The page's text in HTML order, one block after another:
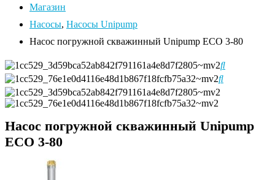
Магазин
Насосы, Насосы Unipump
Насос погружной скважинный Unipump ECO 3-80
Насос погружной скважинный Unipump
ECO 3-80